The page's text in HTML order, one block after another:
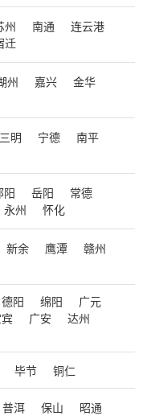
州 南通
连云港
迁
州 嘉兴
金华
三明 宁德
南平
阳 岳阳
常德
永州 怀化
新余 鹰潭
赣州
德阳 绵阳
广元
广安
达州
毕节 铜仁
普洱 保山
昭通